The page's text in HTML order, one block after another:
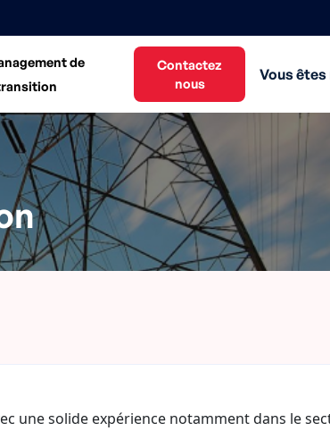
de
Contactez
nous
Vous
une solide expérience notamment dans le